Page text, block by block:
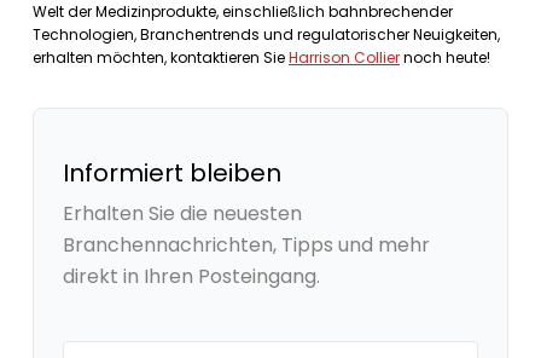
Welt der Medizinprodukte, einschließlich bahnbrechender
Technologien, Branchentrends und regulatorischer Neuigkeiten,
erhalten möchten, kontaktieren SieHarrison Colliernoch heute!
Informiert bleiben
Erhalten Sie die neuesten
Branchennachrichten, Tipps und mehr
direkt in Ihren Posteingang.